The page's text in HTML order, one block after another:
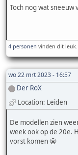
Toch nog wat sneeuw
4 personen vinden dit leuk.
wo 22 mrt 2023 - 16:57
Der RoX
Location: Leiden
De modellen zien
week ook op de 20e.
vorst komen 😬